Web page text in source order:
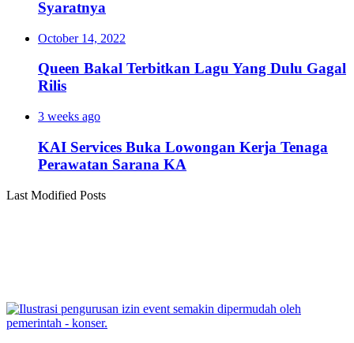
Syaratnya
October 14, 2022
Queen Bakal Terbitkan Lagu Yang Dulu Gagal
Rilis
3 weeks ago
KAI Services Buka Lowongan Kerja Tenaga
Perawatan Sarana KA
Last Modified Posts